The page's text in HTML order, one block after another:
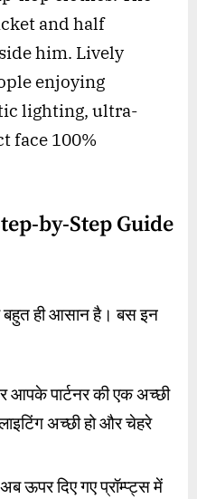
and half
him. Lively
enjoying
lighting, ultra-
face 100%
by-Step Guide
बहुत ही आसान है। बस इन
पार्टनर की एक अच्छी
अच्छी हो और चेहरे
अब ऊपर दिए गए प्रॉम्प्ट्स में